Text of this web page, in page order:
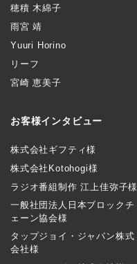
穂積 木綿子
雨宮 靖
Yuuri Horino
リーフ
宮崎 恵美子
お客様インタビュー
株式会社ギフティ様
株式会社Kotohogi様
ラジオ番組制作 江上佳弥子様
一般社団法人日本ブロックチ
ェーン協会様
タップジョイ・ジャパン株式
会社様